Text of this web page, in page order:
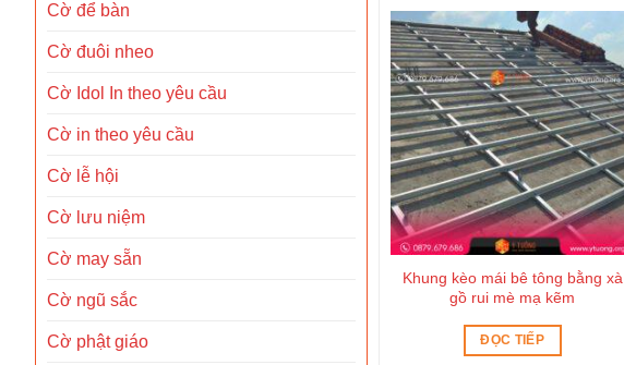
Cờ để bàn
Cờ đuôi nheo
Cờ Idol In theo yêu cầu
Cờ in theo yêu cầu
Cờ lễ hội
Cờ lưu niệm
Cờ may sẵn
Cờ ngũ sắc
Cờ phật giáo
Khung kèo mái bê tông bằng xà
gồ rui mè mạ kẽm
ĐỌC TIẾP